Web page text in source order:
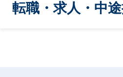
転職・求人・中